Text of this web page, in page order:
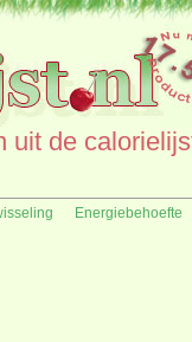
uit de
Energiebehoefte